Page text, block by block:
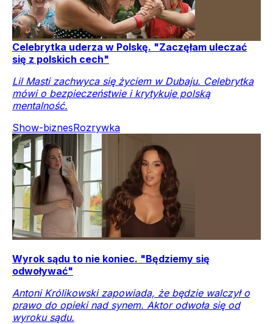
Celebrytka uderza w Polskę. "Zaczęłam uleczać
się z polskich cech"
Lil Masti zachwyca się życiem w Dubaju. Celebrytka
mówi o bezpieczeństwie i krytykuje polską
mentalność.
Show-biznesRozrywka
Wyrok sądu to nie koniec. "Będziemy się
odwoływać"
Antoni Królikowski zapowiada, że będzie walczył o
prawo do opieki nad synem. Aktor odwoła się od
wyroku sądu.